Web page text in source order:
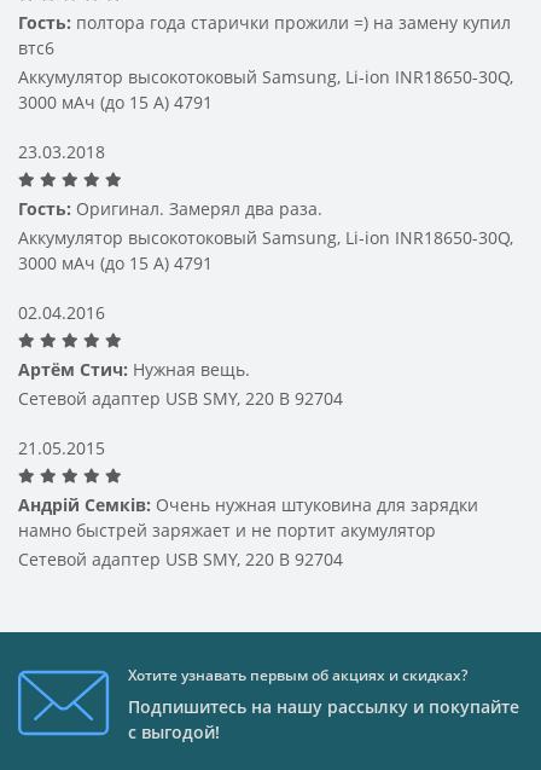
контролем тока и напряжения.
Такие зарядки для электронных сигарет обеспечивают
стабильное питание и не перегревают аккумулятор во
Как выбрать зарядное устройство
для вашего устройства
факторов:
тип и емкость вашего аккумулятора;
количество слотов для батарей;
систему защиты от короткого замыкания.
В нашем магазине представлены модели, подходящие
к большинству популярных брендов — Vaporesso,
Smok, Eleaf, GeekVape и др. Вы легко найдете
Почему стоит выбрать Electro-Tobacco
только проверенные бренды и сертифицированные
товары;
Гость: полтора года старички прожили =) на замену купил
втс6
Аккумулятор высокотоковый Samsung, Li-ion INR18650-30Q,
3000 мАч (до 15 А) 4791
23.03.2018
Гость: Оригинал. Замерял два раза.
Аккумулятор высокотоковый Samsung, Li-ion INR18650-30Q,
3000 мАч (до 15 А) 4791
02.04.2016
Артём Стич: Нужная вещь.
Сетевой адаптер USB SMY, 220 В 92704
21.05.2015
Андрій Семків: Очень нужная штуковина для зарядки
намно быстрей заряжает и не портит акумулятор
Сетевой адаптер USB SMY, 220 В 92704
Хотите узнавать первым об акциях и скидках?
Подпишитесь на нашу рассылку и покупайте
с выгодой!